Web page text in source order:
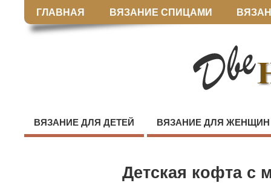
ГЛАВНАЯ ВЯЗАНИЕ СПИЦАМИ
ВЯЗАНИЕ ДЛЯ ДЕТЕЙ ВЯЗАНИЕ ДЛЯ ЖЕНЩИН
Детская кофта с